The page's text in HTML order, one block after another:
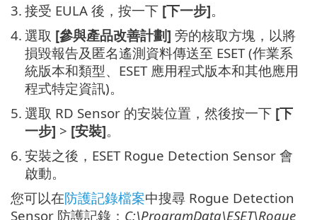
3. 接受 EULA 後，按一下 [下一步]。
4. 選取 [參與產品改善計劃] 旁的核取方塊，以將
損毀報告及匿名遙測資料傳送至 ESET (作業系
統版本和類型、ESET 應用程式版本和其他應用
程式特定資訊)。
5. 選取 RD Sensor 的安裝位置，然後按一下 [下
一步] > [安裝]。
6. 安裝之後，ESET Rogue Detection Sensor 會
啟動。
您可以在防護記錄檔案中搜尋 Rogue Detection
Sensor 防護記錄： C:\ProgramData\ESET\Rogue